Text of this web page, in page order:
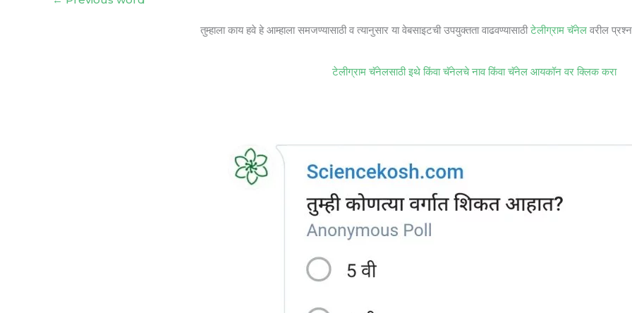
तुम्हाला काय हवे हे आम्हाला समजण्यासाठी व त्यानुसार या वेबसाइटची उपयुक्तता वाढवण्यासाठीटेलीग्राम चॅनेल वरील
टेलीग्राम चॅनेलसाठी इथे किंवा चॅनेलचे नाव किंवा चॅनेल आयकॉन वर क्लिक करा